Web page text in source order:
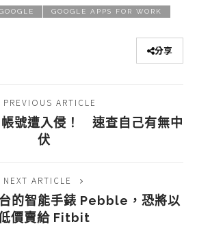
GOOGLE APPS FOR WORK
分享
PREVIOUS ARTICLE
號遭入侵！ 速查自己有無中
伏
NEXT ARTICLE
的智能手錶 Pebble，恐將以
價賣給 Fitbit